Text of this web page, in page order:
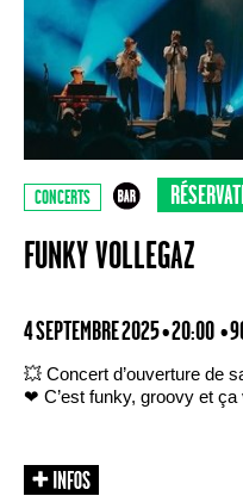
CONCERTS
FUNKY VOLLEGAZ
4 SEPTEMBRE 2025 • 20:00 •
💥 Concert d’ouverture de
❤ C’est funky, groovy et